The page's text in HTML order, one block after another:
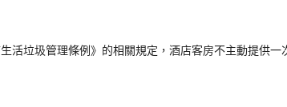
活垃圾管理條例》的相關規定，酒店客房不主動提供